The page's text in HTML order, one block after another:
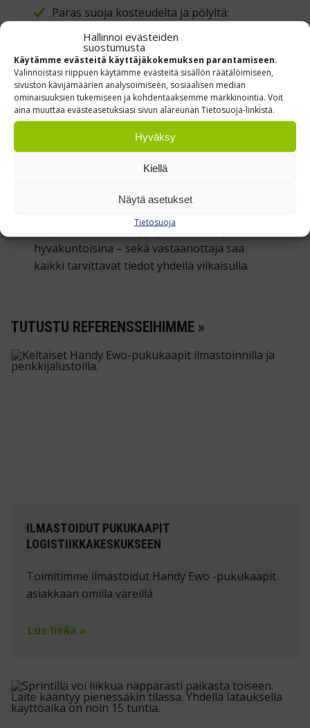
Hallinnoi evästeiden
suostumusta
Käytämme evästeitä käyttäjäkokemuksen parantamiseen.
Valinnoistasi riippuen käytämme evästeitä sisällön räätälöimiseen,
sivuston kävijämäärien analysoimiseen, sosiaalisen median
ominaisuuksien tukemiseen ja kohdentaaksemme markkinointia. Voit
aina muuttaa evästeasetuksiasi sivun alareunan Tietosuoja-linkistä.
Hyväksy
Kiellä
Näytä asetukset
Tietosuoja
Paras suoja kosteudelta ja pölyltä:
Asiakirjat säilyvät kuivina myös haastavissa
olosuhteissa.
Nopea kiinnitys: Erittäin yksinkertainen
tapa huolehtia dokumenttien
näkyvyydestä paketin pinnassa.
helppo, ilman erillisiä teippikerroksia tai
monimutkaisia sulkuja.
Lähetyslistapussi C4 TR on käytännöllinen,
kuljetusdokumentit pysyvät tallessa ja
hyväkuntoisina – sekä vastaanottaja saa
kaikki tarvittavat tiedot yhdellä vilkaisulla.
TUTUSTU REFERENSSEIHIMME »
ILMASTOIDUT PUKUKAAPIT
LOGISTIIKKAKESKUKSEEN
Toimitimme ilmastoidut Handy Ewo -pukukaapit
asiakkaan omilla väreillä
Lue lisää »